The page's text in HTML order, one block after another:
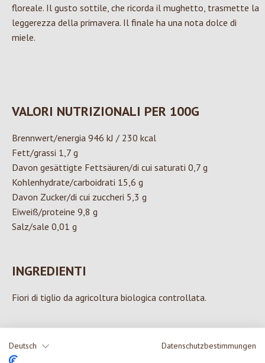
Deutsch Datenschutzbestimmungen
floreale. Il gusto sottile, che ricorda il mughetto, trasmette la
leggerezza della primavera. Il finale ha una nota dolce di
miele.
VALORI NUTRIZIONALI PER 100G
Brennwert/energia 946 kJ / 230 kcal
Fett/grassi 1,7 g
Davon gesättigte Fettsäuren/di cui saturati 0,7 g
Kohlenhydrate/carboidrati 15,6 g
Davon Zucker/di cui zuccheri 5,3 g
Eiweiß/proteine 9,8 g
Salz/sale 0,01 g
INGREDIENTI
Fiori di tiglio da agricoltura biologica controllata.
0 di 0 valutazioni